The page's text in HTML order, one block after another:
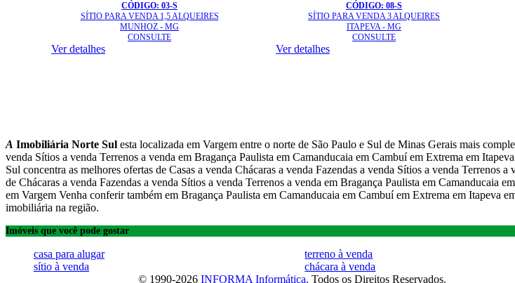
CÓDIGO: 03-S
SÍTIO PARA VENDA 1,5 ALQUEIRES
MUNHOZ - MG
CONSULTE
Ver detalhes
CÓDIGO: 08-S
SÍTIO PARA VENDA 3 ALQUEIRES
ITAPEVA - MG
CONSULTE
Ver detalhes
A Imobiliária Norte Sul esta localizada em Vargem entre o norte de São Paulo e Sul de Minas Gerais mais
venda Sítios a venda Terrenos a venda em Bragança Paulista em Camanducaia em Cambuí em Extrema em
Sul concentra as melhores ofertas de Casas a venda Chácaras a venda Fazendas a venda Sítios a venda Terrenos
de Chácaras a venda Fazendas a venda Sítios a venda Terrenos a venda em Bragança Paulista em
em Vargem Venha conferir também em Bragança Paulista em Camanducaia em Cambuí em Extrema em Itapeva
imobiliária na região.
Imóveis que você pode gostar
casa para alugar terreno à venda
sítio à venda
chácara à venda
© 1990-2026 INFORMA Informática. Todos os Direitos Reservados.